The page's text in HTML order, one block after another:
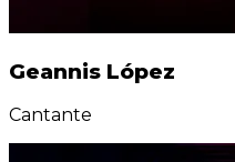
Geannis López
Cantante